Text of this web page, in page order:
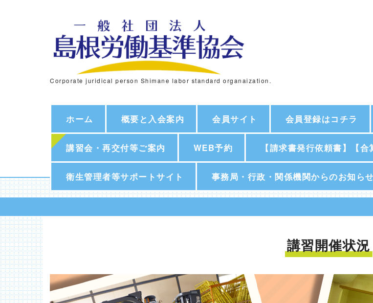
Corporate juridical person Shimane labor standard organaization.
ホーム 概要と入会案内 会員サイト 会員登録はコチラ
講習会・再交付等ご案内 WEB予約 【請求書発行依頼書】【合
衛生管理者等サポートサイト 事務局・行政・関係機関からのお知らせ
講習開催状況